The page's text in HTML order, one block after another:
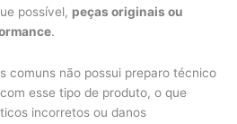
possível, peças originais ou
.
comuns não possui preparo técnico
esse tipo de produto, o que
incorretos ou danos